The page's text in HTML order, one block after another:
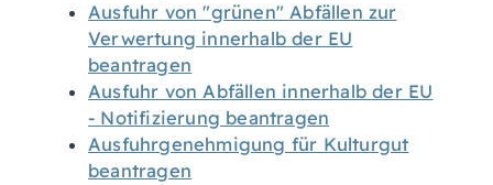
Ausfuhr von "grünen" Abfällen zur
Verwertung innerhalb der EU
beantragen
Ausfuhr von Abfällen innerhalb der EU
- Notifizierung beantragen
Ausfuhrgenehmigung für Kulturgut
beantragen